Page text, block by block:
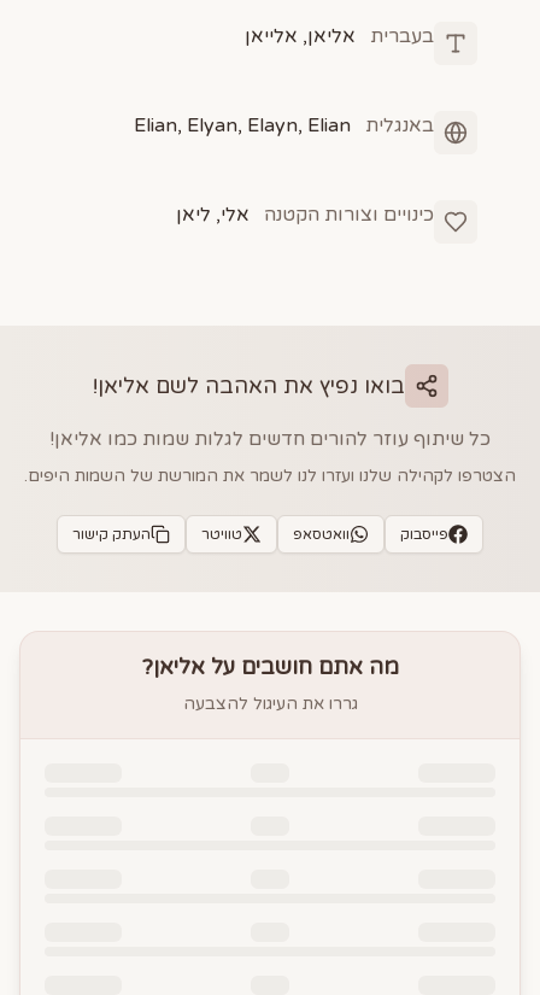
בעברית אליאן, אלייאן
באנגלית Elian, Elyan, Elayn, Elian
כינויים וצורות הקטנה אלי, ליאן
בואו נפיץ את האהבה לשם אליאן!
כל שיתוף עוזר להורים חדשים לגלות שמות כמו אליאן!
הצטרפו לקהילה שלנו ועזרו לנו לשמר את המורשת של השמות היפים.
פייסבוק וואטסאפ טוויטר העתק קישור
מה אתם חושבים עלאליאן?
גררו את העיגול להצבעה